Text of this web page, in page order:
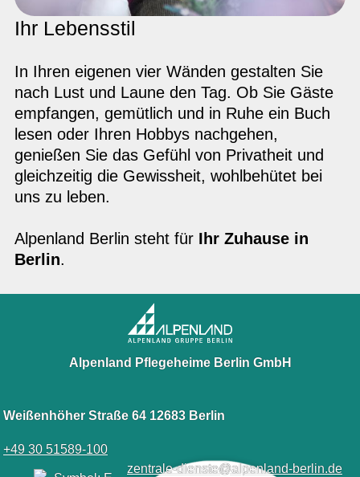
Ihr Lebensstil
In Ihren eigenen vier Wänden gestalten Sie
nach Lust und Laune den Tag. Ob Sie Gäste
empfangen, gemütlich und in Ruhe ein Buch
lesen oder Ihren Hobbys nachgehen,
genießen Sie das Gefühl von Privatheit und
gleichzeitig die Gewissheit, wohlbehütet bei
uns zu leben.
Alpenland Berlin steht für Ihr Zuhause in
Berlin.
Alpenland Pflegeheime Berlin GmbH
Weißenhöher Straße 64 12683 Berlin
+49 30 51589-100
zentrale-dienste@alpenland-berlin.de